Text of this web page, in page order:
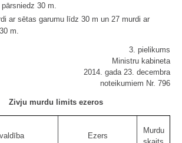
30 m.
ar sētas garumu līdz 30 m un 27 murdi ar
m.
3. pielikums
Ministru kabineta
2014. gada 23. decembra
noteikumiem Nr. 796
Zivju murdu limits ezeros
Ezers
Murdu